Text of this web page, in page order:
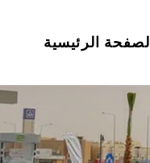
الصفحة الرئيسية